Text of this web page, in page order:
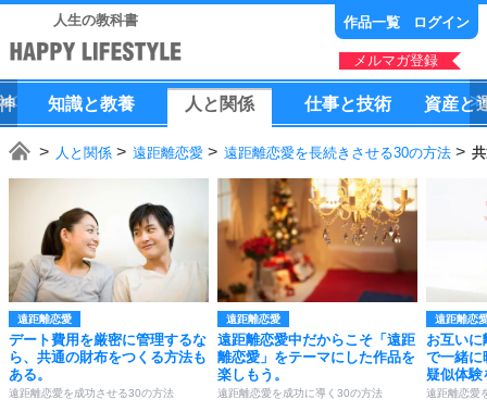
人生の教科書 作品一覧 ログイン
メルマガ登録
知識と教養 人 と 関係 仕事と技術 資産と
人と関係 遠距離恋愛 遠距離恋愛を長続きさせる30の方法
遠距離恋愛
デート費用を厳密に管理するな
ら、共通の財布をつくる方法も
ある。
遠距離恋愛を成功させる30の方法
遠距離恋愛
遠距離恋愛中だからこそ「遠距
離恋愛」をテーマにした作品を
楽しもう。
遠距離恋愛を成功に導く30の方法
遠距離恋
お互い
で一緒に
疑似体験
遠距離恋愛